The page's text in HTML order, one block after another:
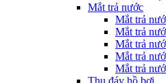
Mắt trả nước
Mắt trả
Mắt trả
Mắt trả
Mắt trả
Mắt trả
Thu đáy hồ bơi